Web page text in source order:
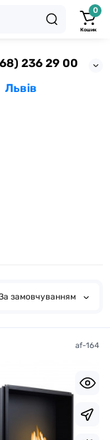
236 29 00
Львів
0
Кошик
замовчуванням
af-164